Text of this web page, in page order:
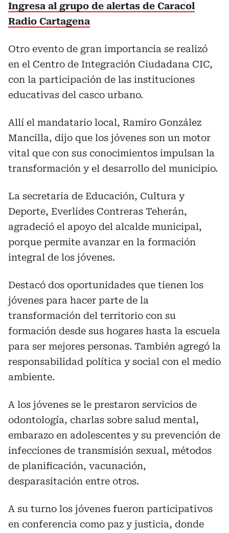
Ingresa al grupo de alertas de Caracol
Radio Cartagena
Otro evento de gran importancia se realizó
en el Centro de Integración Ciudadana CIC,
con la participación de las instituciones
educativas del casco urbano.
Allí el mandatario local, Ramiro González
Mancilla, dijo que los jóvenes son un motor
vital que con sus conocimientos impulsan la
transformación y el desarrollo del municipio.
La secretaria de Educación, Cultura y
Deporte, Everlides Contreras Teherán,
agradeció el apoyo del alcalde municipal,
porque permite avanzar en la formación
integral de los jóvenes.
Destacó dos oportunidades que tienen los
jóvenes para hacer parte de la
transformación del territorio con su
formación desde sus hogares hasta la escuela
para ser mejores personas. También agregó la
responsabilidad política y social con el medio
ambiente.
A los jóvenes se le prestaron servicios de
odontología, charlas sobre salud mental,
embarazo en adolescentes y su prevención de
infecciones de transmisión sexual, métodos
de planificación, vacunación,
desparasitación entre otros.
A su turno los jóvenes fueron participativos
en conferencia como paz y justicia, donde